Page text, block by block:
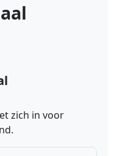
zich in voor